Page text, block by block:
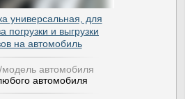
универсальная, для
погрузки и выгрузки
на автомобиль
автомобиля
автомобиля